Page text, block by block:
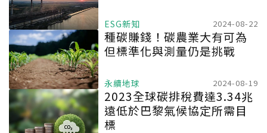
ESG新知 2024-08-22
種碳賺錢！碳農業大有可為
但標準化與測量仍是挑戰
永續地球 2024-08-19
2023全球碳排稅費達3.34兆
遠低於巴黎氣候協定所需目
標